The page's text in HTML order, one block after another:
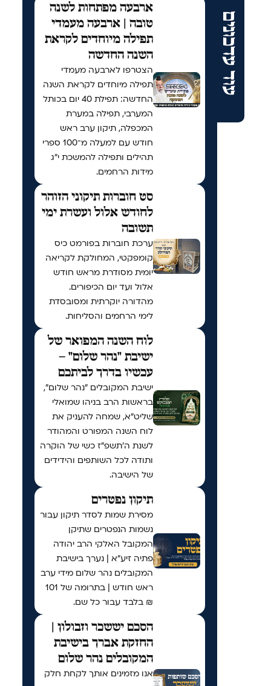
עוד עדכונים
ארבעה מפתחות לשנה
טובה | ארבעה מעמדי
תפילה מיוחדים לקראת
השנה החדשה
הצטרפו לארבעה מעמדי
תפילה מיוחדים לקראת השנה
החדשה: תפילת 40 יום בכותל
המערבי, תפילה במערת
המכפלה, תיקון ערב ראש
חודש עם למעלה מ־100 ספרי
תהילים ותפילה להמשכת י"ג
מידות הרחמים.
סט חוברות תיקוני הזוהר
לחודש אלול ועשרת ימי
תשובה
ערכת חוברות בפורמט כיס
קומפקטי, המחולקת לקריאה
יומית מסודרת מראש חודש
אלול ועד יום הכיפורים.
מהדורה יוקרתית ומסובסדת
לימי הרחמים והסליחות.
לוח השנה המפואר של
ישיבת "נהר שלום" –
עכשיו בדרך לביתכם
ישיבת המקובלים "נהר שלום",
בראשות הרב בניהו שמואלי
שליט"א, שמחה להעניק את
לוח השנה המפורט והמהודר
לשנת ה'תשפ"ז כשי של הוקרה
ותודה לכל השותפים והידידים
של הישיבה.
תיקון נפטרים
מסירת שמות לסדר תיקון עבור
נשמות הנפטרים שתיקן
המקובל האלקי הרב יהודה
פתיה זיע"א | נערך בישיבת
המקובלים נהר שלום מידי ערב
ראש חודש | בתרומה של 101
₪ בלבד עבור כל שם.
הסכם יששכר וזבולון |
החזקת אברך בישיבת
המקובלים נהר שלום
אנו מזמינים אותך לקחת חלק